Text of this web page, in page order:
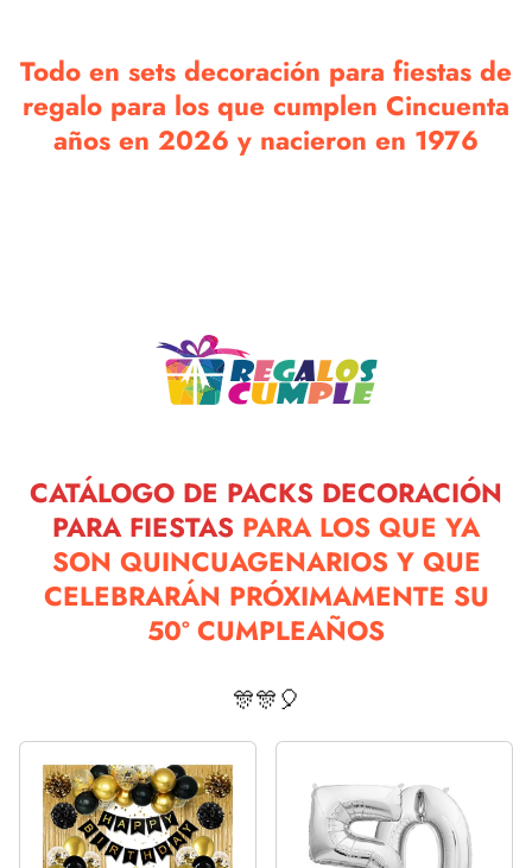
Todo en sets decoración para fiestas de
regalo para los que cumplen Cincuenta
años en 2026 y nacieron en 1976
CATÁLOGO DE PACKS DECORACIÓN
PARA FIESTAS PARA LOS QUE YA
SON QUINCUAGENARIOS Y QUE
CELEBRARÁN PRÓXIMAMENTE SU
50º CUMPLEAÑOS
🎊🎊🎈